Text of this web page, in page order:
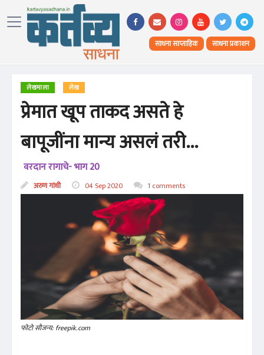
साधना साप्ताहिक साधना प्रकाशन
लेखमाला लेख
प्रेमात खूप ताकद असते हे
बापूजींना मान्य असलं तरी...
वरदान रागाचे- भाग 20
अरुण गांधी 04 Sep 2020 1 comments
फोटो सौजन्य: freepik.com